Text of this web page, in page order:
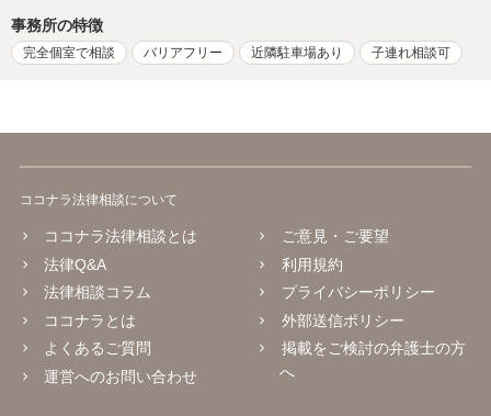
事務所の特徴
完全個室で相談 バリアフリー 近隣駐車場あり 子連れ相談可
ココナラ法律相談について
ココナラ法律相談とは
法律Q&A
法律相談コラム
ココナラとは
よくあるご質問
運営へのお問い合わせ
ご意見・ご要望
利用規約
プライバシーポリシー
外部送信ポリシー
掲載をご検討の弁護士の方
へ